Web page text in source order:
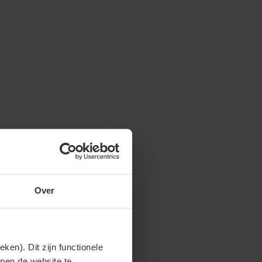
Over
Dit zijn functionele